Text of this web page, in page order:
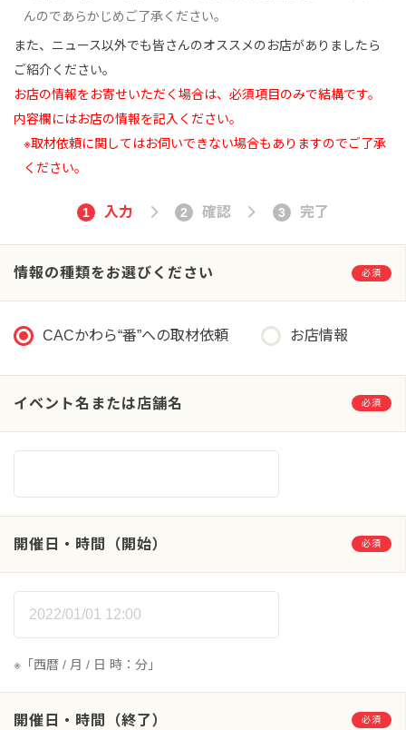
んのであらかじめご了承ください。
また、ニュース以外でも皆さんのオススメのお店がありましたら
ご紹介ください。
お店の情報をお寄せいただく場合は、必須項目のみで結構です。
内容欄にはお店の情報を記入ください。
※取材依頼に関してはお伺いできない場合もありますのでご了承
ください。
1 入力 2 確認 3 完了
情報の種類をお選びください 必須
CACかわら“番”への取材依頼 お店情報
イベント名または店舗名 必須
開催日・時間（開始） 必須
※「西暦 / 月 / 日 時：分」
開催日・時間（終了） 必須